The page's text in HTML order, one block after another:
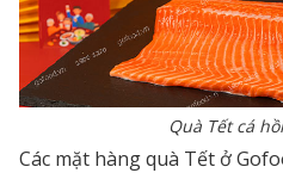
Quà Tết cá
Các mặt hàng quà Tết ở